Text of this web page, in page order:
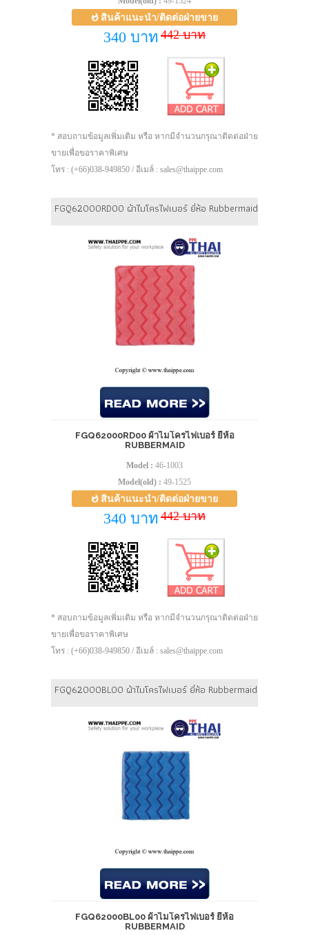
สินค้าแนะนำ/ติดต่อฝ่ายขาย
340 บาท 442 บาท
* สอบถามข้อมูลเพิ่มเติม หรือ หากมีจำนวนกรุณาติดต่อฝ่าย
ขายเพื่อขอราคาพิเศษ
โทร : (+66)038-949850 / อีเมล์ : sales@thaippe.com
FGQ62000RD00 ผ้าไมโครไฟเบอร์ ยี่ห้อ Rubbermaid
FGQ62000RD00 ผ้าไมโครไฟเบอร์ ยี่ห้อ
RUBBERMAID
Model : 46-1003
Model(old) : 49-1525
สินค้าแนะนำ/ติดต่อฝ่ายขาย
340 บาท 442 บาท
* สอบถามข้อมูลเพิ่มเติม หรือ หากมีจำนวนกรุณาติดต่อฝ่าย
ขายเพื่อขอราคาพิเศษ
โทร : (+66)038-949850 / อีเมล์ : sales@thaippe.com
FGQ62000BL00 ผ้าไมโครไฟเบอร์ ยี่ห้อ Rubbermaid
FGQ62000BL00 ผ้าไมโครไฟเบอร์ ยี่ห้อ
RUBBERMAID